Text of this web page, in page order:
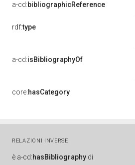
a-cd:bibliographicReference
rdf:type
a-cd:isBibliographyOf
core:hasCategory
RELAZIONI INVERSE
è a-cd:hasBibliography di